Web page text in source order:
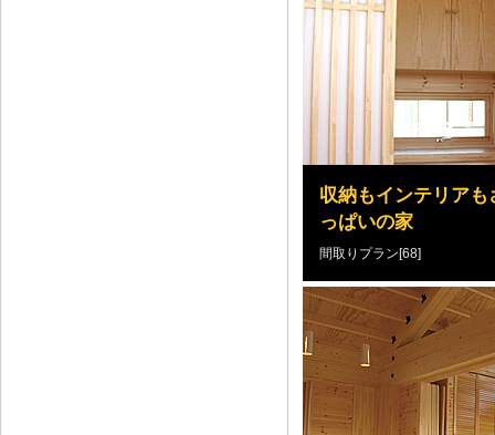
収納もインテリア
っぱいの家
間取りプラン[68]